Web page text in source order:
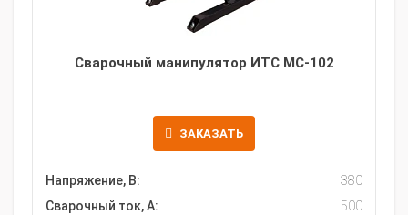
Сварочный манипулятор ИТС МС-102
ЗАКАЗАТЬ
Напряжение, В:
380
Сварочный ток, А:
500